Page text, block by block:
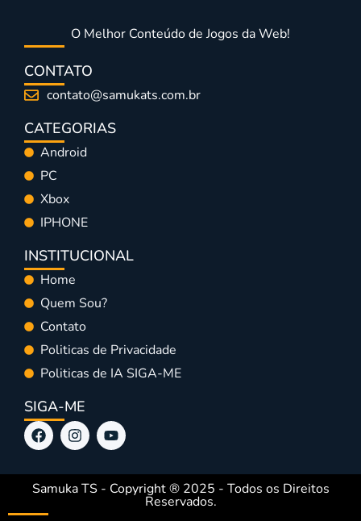
O Melhor Conteúdo de Jogos da Web!
CONTATO
contato@samukats.com.br
CATEGORIAS
Android
PC
Xbox
IPHONE
INSTITUCIONAL
Home
Quem Sou?
Contato
Politicas de Privacidade
Politicas de IA SIGA-ME
SIGA-ME
Samuka TS - Copyright ® 2025 - Todos os Direitos
Reservados.